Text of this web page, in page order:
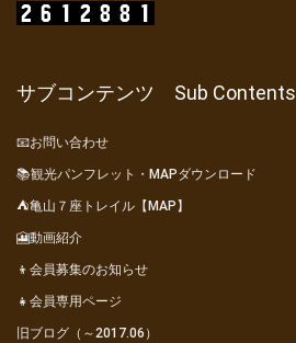
サブコンテンツ Sub Contents
📧お問い合わせ
📚観光パンフレット・MAPダウンロード
⛺亀山７座トレイル【MAP】
🎦動画紹介
👦会員募集のお知らせ
👧会員専用ページ
旧ブログ（～2017.06）